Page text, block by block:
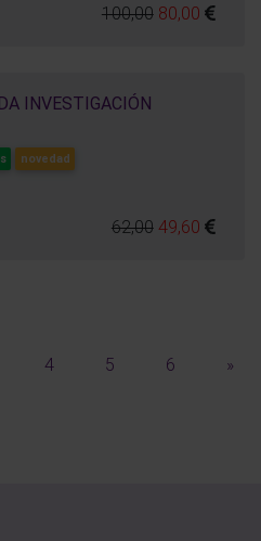
100,00 80,00
INVESTIGACIÓN
novedad
62,00 49,60
4 5 6 »